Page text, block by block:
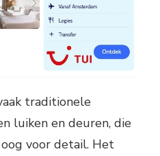
traditionele
luiken en deuren, die
voor detail. Het